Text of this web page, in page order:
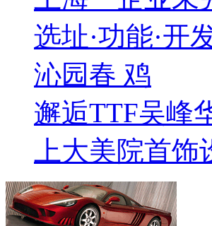
选址·功能·开
沁园春 鸡
邂逅TTF吴峰
上大美院首